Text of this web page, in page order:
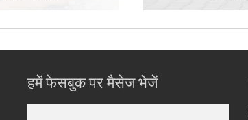
हमें फेसबुक पर मैसेज भेजें